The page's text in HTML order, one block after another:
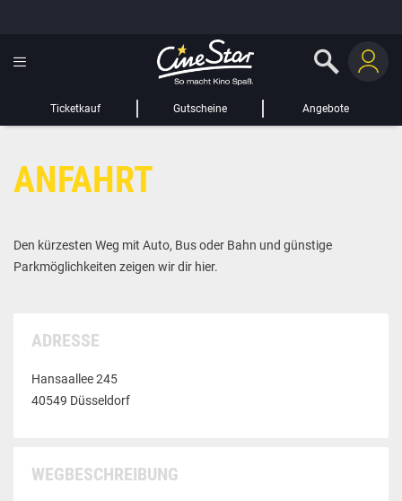
Ticketkauf Gutscheine Angebote
LIEBER CINESTAR-GAST,
Sie werden nun auf eine Website eines Drittanbieters weitergeleitet.
WEITER ZUR EXTERNEN SEITE
GUTSCHEIN HINZUFÜGEN
Gutschein
Gültig bis:
ANFAHRT
Den kürzesten Weg mit Auto, Bus oder Bahn und günstige
Parkmöglichkeiten zeigen wir dir hier.
ADRESSE
Hansaallee 245
40549 Düsseldorf
WEGBESCHREIBUNG